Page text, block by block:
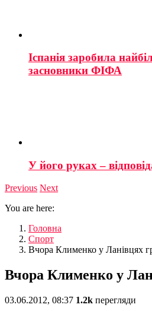
Іспанія заробила
засновники ФІФА
У його руках –
Previous Next
You are here:
Головна
Спорт
Вчора Клименко у Ланівцях
Вчора Клименко у
03.06.2012, 08:37 1.2k перегляди